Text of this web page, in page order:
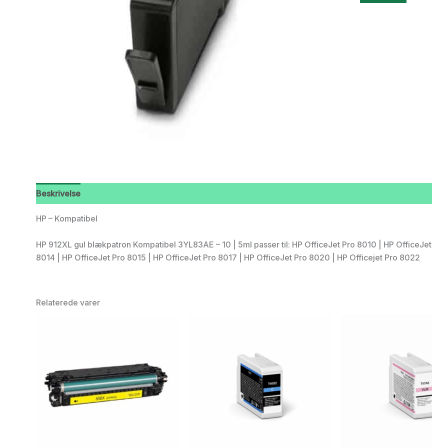
Beskrivelse
HP – Kompatibel
HP 912XL gul blækpatron Kompatibel 3YL83AE – 10 | 5ml passer til: HP OfficeJet Pro 8010 | HP
8014 | HP OfficeJet Pro 8015 | HP OfficeJet Pro 8017 | HP OfficeJet Pro 8020 | HP Officejet Pro 8022
Relaterede varer